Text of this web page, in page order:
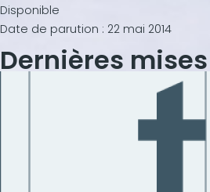
Disponible
Date de parution : 22 mai 2014
Dernières